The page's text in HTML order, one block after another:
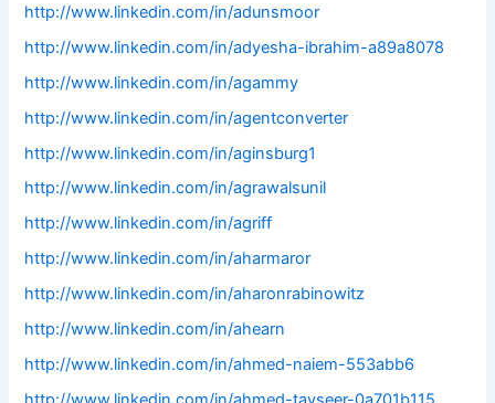
http://www.linkedin.com/in/adunsmoor
http://www.linkedin.com/in/adyesha-ibrahim-a89a8078
http://www.linkedin.com/in/agammy
http://www.linkedin.com/in/agentconverter
http://www.linkedin.com/in/aginsburg1
http://www.linkedin.com/in/agrawalsunil
http://www.linkedin.com/in/agriff
http://www.linkedin.com/in/aharmaror
http://www.linkedin.com/in/aharonrabinowitz
http://www.linkedin.com/in/ahearn
http://www.linkedin.com/in/ahmed-naiem-553abb6